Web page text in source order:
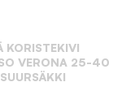
KORISTEKIVI
VERONA 25-40